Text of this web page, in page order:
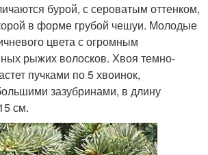
бурой, с сероватым оттенком,
в форме грубой чешуи. Молодые
цвета с огромным
рыжих волосков. Хвоя темно-
пучками по 5 хвоинок,
зазубринами, в длину
см.